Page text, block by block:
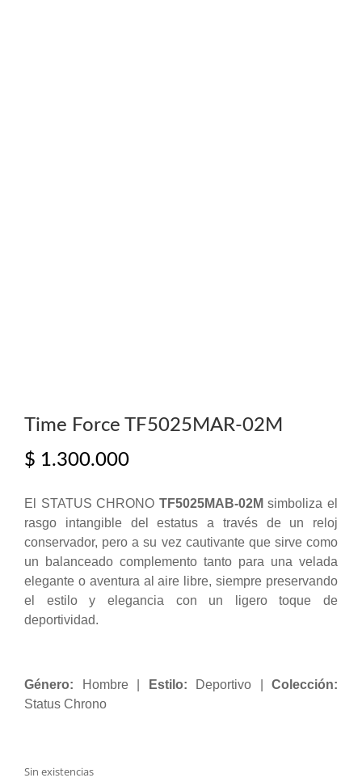
Time Force TF5025MAR-02M
$ 1.300.000
El STATUS CHRONO TF5025MAB-02Msimboliza el
rasgo intangible del estatus a través de un reloj
conservador, pero a su vez cautivante que sirve como
un balanceado complemento tanto para una velada
elegante o aventura al aire libre, siempre preservando
el estilo y elegancia con un ligero toque de
deportividad.
Género: Hombre | Estilo: Deportivo | Colección:
Status Chrono
Sin existencias